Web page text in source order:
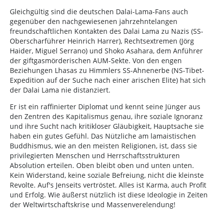
Gleichgültig sind die deutschen Dalai-Lama-Fans auch
gegenüber den nachgewiesenen jahrzehntelangen
freundschaftlichen Kontakten des Dalai Lama zu Nazis (SS-
Oberscharführer Heinrich Harrer), Rechtsextremen (Jörg
Haider, Miguel Serrano) und Shoko Asahara, dem Anführer
der giftgasmörderischen AUM-Sekte. Von den engen
Beziehungen Lhasas zu Himmlers SS-Ahnenerbe (NS-Tibet-
Expedition auf der Suche nach einer arischen Elite) hat sich
der Dalai Lama nie distanziert.
Er ist ein raffinierter Diplomat und kennt seine Jünger aus
den Zentren des Kapitalismus genau, ihre soziale Ignoranz
und ihre Sucht nach kritikloser Gläubigkeit, Hauptsache sie
haben ein gutes Gefühl. Das Nützliche am lamaistischen
Buddhismus, wie an den meisten Religionen, ist, dass sie
privilegierten Menschen und Herrschaftsstrukturen
Absolution erteilen. Oben bleibt oben und unten unten.
Kein Widerstand, keine soziale Befreiung, nicht die kleinste
Revolte. Auf's Jenseits vertröstet. Alles ist Karma, auch Profit
und Erfolg. Wie äußerst nützlich ist diese Ideologie in Zeiten
der Weltwirtschaftskrise und Massenverelendung!